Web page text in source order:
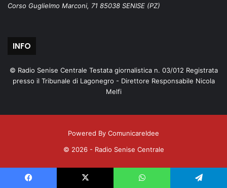
Corso Guglielmo Marconi, 71 85038 SENISE (PZ)
INFO
© Radio Senise Centrale Testata giornalistica n. 03/012 Registrata
presso il Tribunale di Lagonegro - Direttore Responsabile Nicola
Melfi
Powered By ComunicareIdee
© 2026 - Radio Senise Centrale